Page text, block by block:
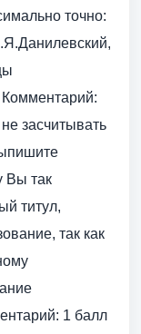
точно:
засчитывать
Вы так
титул,
так как
1 балл